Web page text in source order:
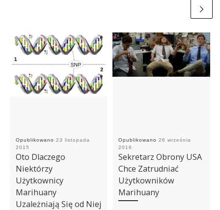
Opublikowano 23 listopada
2015
Oto Dlaczego
Niektórzy
Użytkownicy
Marihuany
Uzależniają Się od Niej
Opublikowano 26 września
2016
Sekretarz Obrony USA
Chce Zatrudniać
Użytkowników
Marihuany